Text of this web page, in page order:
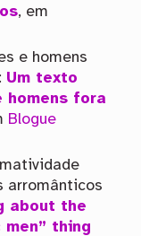
, em
e homens
Um texto
homens fora
Blogue
arromânticos
about the
thing